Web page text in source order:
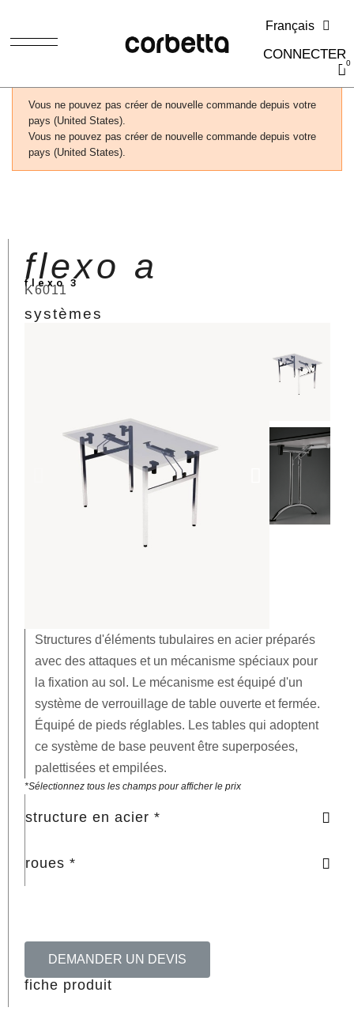
Français
CONNECTER
Vous ne pouvez pas créer de nouvelle commande depuis votre
pays (United States).
Vous ne pouvez pas créer de nouvelle commande depuis votre
pays (United States).
flexo a
flexo 3
K6011
systèmes
Structures d'éléments tubulaires en acier préparés
avec des attaques et un mécanisme spéciaux pour
la fixation au sol. Le mécanisme est équipé d'un
système de verrouillage de table ouverte et fermée.
Équipé de pieds réglables. Les tables qui adoptent
ce système de base peuvent être superposées,
palettisées et empilées.
*Sélectionnez tous les champs pour afficher le prix
structure en acier *
roues *
DEMANDER UN DEVIS
fiche produit